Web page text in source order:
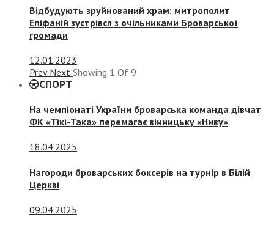
Відбудують зруйнований храм: митрополит
Епіфаній зустрівся з очільниками Броварської
громади
12.01.2023
Prev Next Showing 1 Of 9
СПОРТ
На чемпіонаті України броварська команда дівчат
ФК «Тікі-Така» перемагає вінницьку «Ниву»
18.04.2025
Нагороди броварських боксерів на турнір в Білій
Церкві
09.04.2025